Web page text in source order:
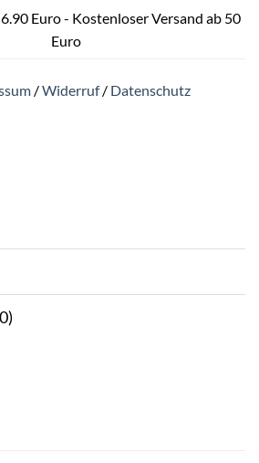
Euro - Kostenloser Versand ab 50
Euro
/Widerruf/ Datenschutz